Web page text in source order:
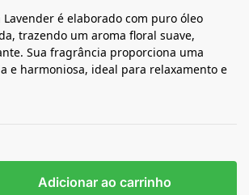
Lavender é elaborado com puro óleo
trazendo um aroma floral suave,
Sua fragrância proporciona uma
e harmoniosa, ideal para relaxamento e
Adicionar ao carrinho